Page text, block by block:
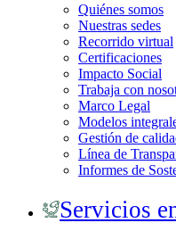
Quiénes somos
Nuestras sedes
Recorrido virtual
Certificaciones
Impacto Social
Trabaja con
Marco Legal
Modelos
Gestión de
Línea de
Informes de
Servicios